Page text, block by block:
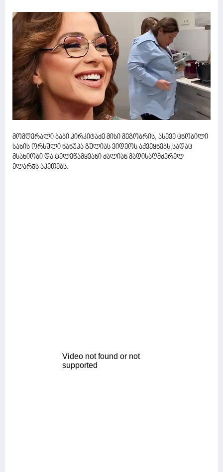
მომღერალი ბაბი კირკიტაძე მისი მეგობრის, ასევე ცნობილი
სახის ორსული ნანუკა გულიას ვიდეოს აქვეყნებს,სადაც
მსახიობი და ტელეწამყვანი ძალიან მადისაღმძვრელ
ელარჯს აკეთებს.